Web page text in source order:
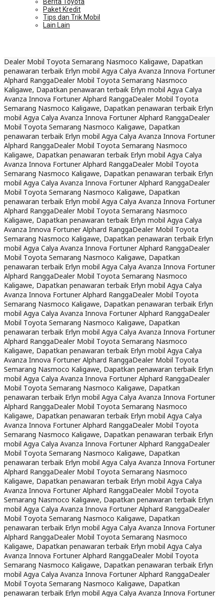
Paket Kredit
Tips dan Trik Mobil
Lain Lain
Dealer Mobil Toyota Semarang Nasmoco Kaligawe, Dapatkan
penawaran terbaik Erlyn mobil Agya Calya Avanza Innova Fortuner
Alphard RanggaDealer Mobil Toyota Semarang Nasmoco
Kaligawe, Dapatkan penawaran terbaik Erlyn mobil Agya Calya
Avanza Innova Fortuner Alphard RanggaDealer Mobil Toyota
Semarang Nasmoco Kaligawe, Dapatkan penawaran terbaik Erlyn
mobil Agya Calya Avanza Innova Fortuner Alphard RanggaDealer
Mobil Toyota Semarang Nasmoco Kaligawe, Dapatkan
penawaran terbaik Erlyn mobil Agya Calya Avanza Innova Fortuner
Alphard RanggaDealer Mobil Toyota Semarang Nasmoco
Kaligawe, Dapatkan penawaran terbaik Erlyn mobil Agya Calya
Avanza Innova Fortuner Alphard RanggaDealer Mobil Toyota
Semarang Nasmoco Kaligawe, Dapatkan penawaran terbaik Erlyn
mobil Agya Calya Avanza Innova Fortuner Alphard RanggaDealer
Mobil Toyota Semarang Nasmoco Kaligawe, Dapatkan
penawaran terbaik Erlyn mobil Agya Calya Avanza Innova Fortuner
Alphard RanggaDealer Mobil Toyota Semarang Nasmoco
Kaligawe, Dapatkan penawaran terbaik Erlyn mobil Agya Calya
Avanza Innova Fortuner Alphard RanggaDealer Mobil Toyota
Semarang Nasmoco Kaligawe, Dapatkan penawaran terbaik Erlyn
mobil Agya Calya Avanza Innova Fortuner Alphard RanggaDealer
Mobil Toyota Semarang Nasmoco Kaligawe, Dapatkan
penawaran terbaik Erlyn mobil Agya Calya Avanza Innova Fortuner
Alphard RanggaDealer Mobil Toyota Semarang Nasmoco
Kaligawe, Dapatkan penawaran terbaik Erlyn mobil Agya Calya
Avanza Innova Fortuner Alphard RanggaDealer Mobil Toyota
Semarang Nasmoco Kaligawe, Dapatkan penawaran terbaik Erlyn
mobil Agya Calya Avanza Innova Fortuner Alphard RanggaDealer
Mobil Toyota Semarang Nasmoco Kaligawe, Dapatkan
penawaran terbaik Erlyn mobil Agya Calya Avanza Innova Fortuner
Alphard RanggaDealer Mobil Toyota Semarang Nasmoco
Kaligawe, Dapatkan penawaran terbaik Erlyn mobil Agya Calya
Avanza Innova Fortuner Alphard RanggaDealer Mobil Toyota
Semarang Nasmoco Kaligawe, Dapatkan penawaran terbaik Erlyn
mobil Agya Calya Avanza Innova Fortuner Alphard RanggaDealer
Mobil Toyota Semarang Nasmoco Kaligawe, Dapatkan
penawaran terbaik Erlyn mobil Agya Calya Avanza Innova Fortuner
Alphard RanggaDealer Mobil Toyota Semarang Nasmoco
Kaligawe, Dapatkan penawaran terbaik Erlyn mobil Agya Calya
Avanza Innova Fortuner Alphard RanggaDealer Mobil Toyota
Semarang Nasmoco Kaligawe, Dapatkan penawaran terbaik Erlyn
mobil Agya Calya Avanza Innova Fortuner Alphard RanggaDealer
Mobil Toyota Semarang Nasmoco Kaligawe, Dapatkan
penawaran terbaik Erlyn mobil Agya Calya Avanza Innova Fortuner
Alphard RanggaDealer Mobil Toyota Semarang Nasmoco
Kaligawe, Dapatkan penawaran terbaik Erlyn mobil Agya Calya
Avanza Innova Fortuner Alphard RanggaDealer Mobil Toyota
Semarang Nasmoco Kaligawe, Dapatkan penawaran terbaik Erlyn
mobil Agya Calya Avanza Innova Fortuner Alphard RanggaDealer
Mobil Toyota Semarang Nasmoco Kaligawe, Dapatkan
penawaran terbaik Erlyn mobil Agya Calya Avanza Innova Fortuner
Alphard RanggaDealer Mobil Toyota Semarang Nasmoco
Kaligawe, Dapatkan penawaran terbaik Erlyn mobil Agya Calya
Avanza Innova Fortuner Alphard RanggaDealer Mobil Toyota
Semarang Nasmoco Kaligawe, Dapatkan penawaran terbaik Erlyn
mobil Agya Calya Avanza Innova Fortuner Alphard RanggaDealer
Mobil Toyota Semarang Nasmoco Kaligawe, Dapatkan
penawaran terbaik Erlyn mobil Agya Calya Avanza Innova Fortuner